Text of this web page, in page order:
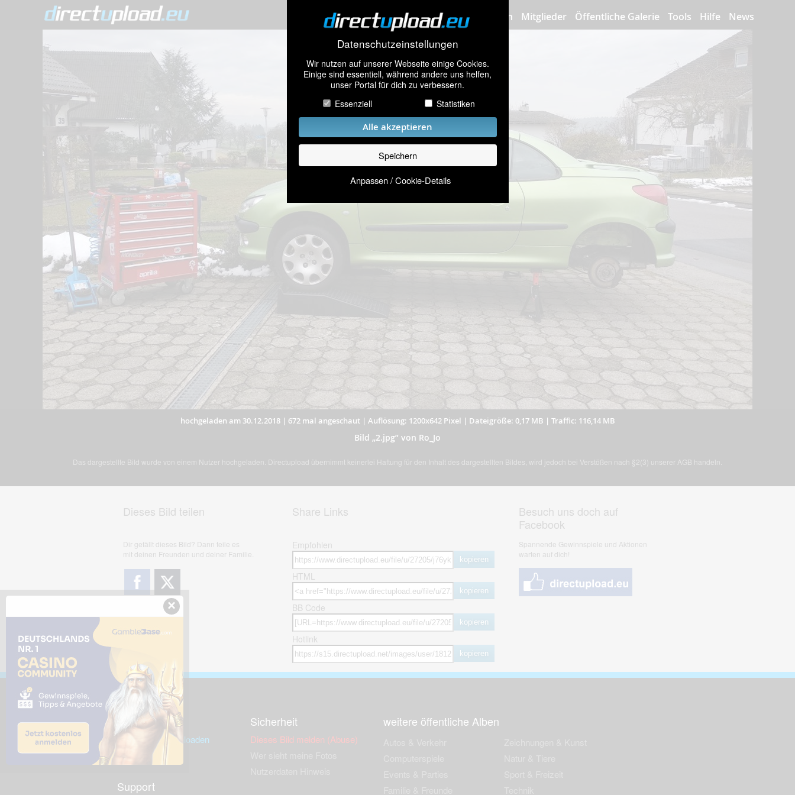
Datenschutzeinstellungen
Wir nutzen auf unserer Webseite einige Cookies.
Einige sind essentiell, während andere uns helfen,
unser Portal für dich zu verbessern.
Essenziell
Statistiken
Alle akzeptieren
Speichern
Anpassen / Cookie-Details
Bilder hochladen Mitglieder Öffentliche Galerie Tools Hilfe News
hochgeladen am 30.12.2018| 672 mal angeschaut| Auflösung: 1200x642 Pixel | Dateigröße: 0,17 MB | Traffic: 116,14 MB
Bild „2.jpg” von Ro_Jo
Das dargestellte Bild wurde von einem Nutzer hochgeladen. Directupload übernimmt keinerlei Haftung für den Inhalt des dargestellten Bildes, wird jedoch bei Verstößen nach §2(3) unserer AGB handeln.
Dieses Bild teilen
Dir gefällt dieses Bild? Dann teile es
mit deinen Freunden und deiner Familie.
Share Links
Empfohlen
kopieren
HTML
kopieren
BB Code
kopieren
Hotlink
kopieren
Besuch uns doch auf
Facebook
Spannende Gewinnspiele und Aktionen
warten auf dich!
Downloads
Dieses Bild downloaden
Desktop Tools
Support
Sicherheit
Dieses Bild melden (Abuse)
weitere öffentliche Alben
×